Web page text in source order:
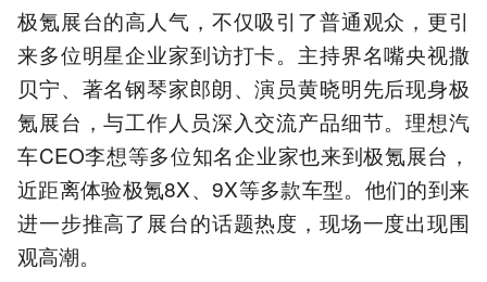
极氪展台的高人气，不仅吸引了普通观众，更引
来多位明星企业家到访打卡。主持界名嘴央视撒
贝宁、著名钢琴家郎朗、演员黄晓明先后现身极
氪展台，与工作人员深入交流产品细节。理想汽
车CEO李想等多位知名企业家也来到极氪展台，
近距离体验极氪8X、9X等多款车型。他们的到来
进一步推高了展台的话题热度，现场一度出现围
观高潮。